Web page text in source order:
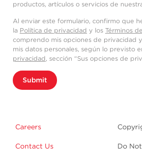
productos, artículos o servicios de
Al enviar este formulario, confirmo que
la Política de privacidad y los Términos
comprendo mis opciones de privacidad
mis datos personales, según lo previsto
privacidad, sección “Sus opciones de
Submit
Careers
Contact Us
Do